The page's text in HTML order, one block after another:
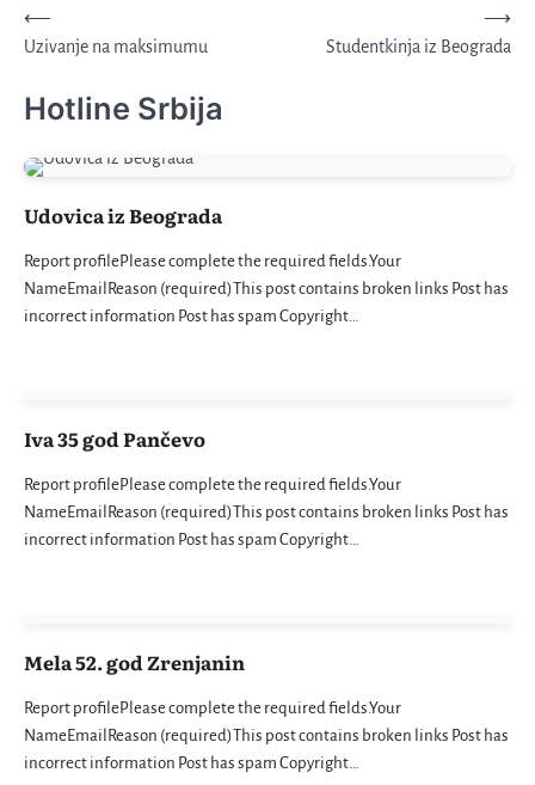
Kretanje
članka
⟵
Uzivanje na maksimumu
Studentkinja iz Beograda
⟶
Hotline Srbija
Udovica iz Beograda
Report profilePlease complete the required fields.Your
NameEmailReason (required)This post contains broken links Post has
incorrect information Post has spam Copyright…
Iva 35 god Pančevo
Report profilePlease complete the required fields.Your
NameEmailReason (required)This post contains broken links Post has
incorrect information Post has spam Copyright…
Mela 52. god Zrenjanin
Report profilePlease complete the required fields.Your
NameEmailReason (required)This post contains broken links Post has
incorrect information Post has spam Copyright…